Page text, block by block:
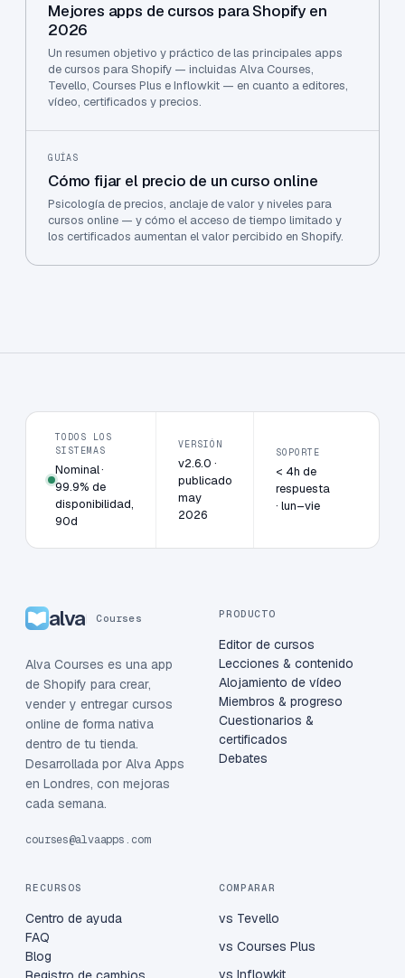
Mejores apps de cursos para Shopify en
2026
Un resumen objetivo y práctico de las principales apps
de cursos para Shopify — incluidas Alva Courses,
Tevello, Courses Plus e Inflowkit — en cuanto a editores,
vídeo, certificados y precios.
GUÍAS
Cómo fijar el precio de un curso online
Psicología de precios, anclaje de valor y niveles para
cursos online — y cómo el acceso de tiempo limitado y
los certificados aumentan el valor percibido en Shopify.
TODOS LOS
SISTEMAS
Nominal ·
99.9% de
disponibilidad,
90d
VERSIÓN
v2.6.0 ·
publicado
may
2026
SOPORTE
< 4h de
respuesta
· lun–vie
alva Courses
Alva Courses es una app
de Shopify para crear,
vender y entregar cursos
online de forma nativa
dentro de tu tienda.
Desarrollada por Alva Apps
en Londres, con mejoras
cada semana.
courses@alvaapps.com
PRODUCTO
Editor de cursos
Lecciones & contenido
Alojamiento de vídeo
Miembros & progreso
Cuestionarios &
certificados
Debates
RECURSOS
Centro de ayuda
FAQ
Blog
COMPARAR
vs Tevello
vs Courses Plus
vs Inflowkit